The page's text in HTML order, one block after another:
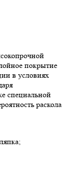
покрытие
в условиях
специальной
раскола